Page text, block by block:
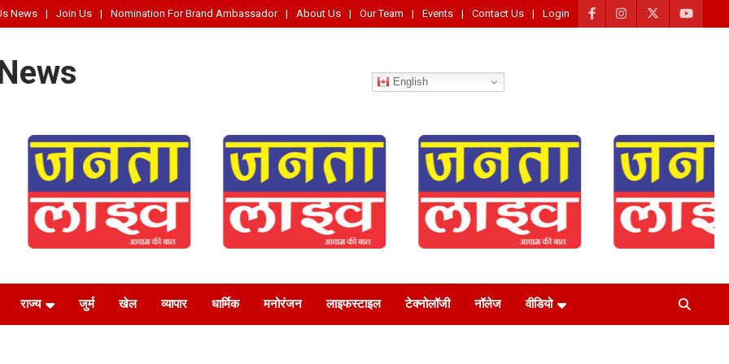
News Join Us Nomination For Brand Ambassador About Us Our Team Events Contact Us Login
English
राज्य जुर्म खेल व्यापार धार्मिक मनोरंजन लाइफस्‍टाइल टेक्नोलॉजी नॉलेज वीडियो